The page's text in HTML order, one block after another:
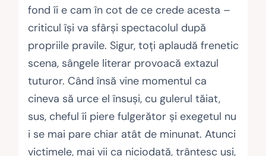
fond îi e cam în cot de ce crede acesta –
criticul îşi va sfârşi spectacolul după
propriile pravile. Sigur, toţi aplaudă frenetic
scena, sângele literar provoacă extazul
tuturor. Când însă vine momentul ca
cineva să urce el însuşi, cu gulerul tăiat,
sus, cheful îi piere fulgerător şi exegetul nu
i se mai pare chiar atât de minunat. Atunci
victimele, mai vii ca niciodată, trântesc uşi,